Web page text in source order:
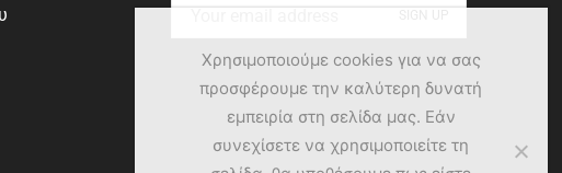
Χρησιμοποιούμε cookies για να σας
προσφέρουμε την καλύτερη δυνατή
εμπειρία στη σελίδα μας. Εάν
συνεχίσετε να χρησιμοποιείτε τη